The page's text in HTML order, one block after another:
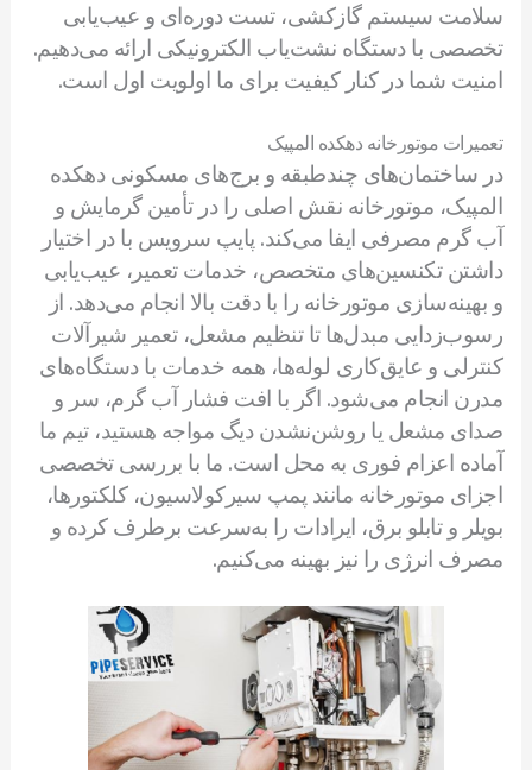
سلامت سیستم گازکشی، تست دوره‌ای و عیب‌یابی
تخصصی با دستگاه نشت‌یاب الکترونیکی ارائه می‌دهیم.
امنیت شما در کنار کیفیت برای ما اولویت اول است.
تعمیرات موتورخانه دهکده المپیک
در ساختمان‌های چندطبقه و برج‌های مسکونی دهکده
المپیک، موتورخانه نقش اصلی را در تأمین گرمایش و
آب گرم مصرفی ایفا می‌کند. پایپ سرویس با در اختیار
داشتن تکنسین‌های متخصص، خدمات تعمیر، عیب‌یابی
و بهینه‌سازی موتورخانه را با دقت بالا انجام می‌دهد. از
رسوب‌زدایی مبدل‌ها تا تنظیم مشعل، تعمیر شیرآلات
کنترلی و عایق‌کاری لوله‌ها، همه خدمات با دستگاه‌های
مدرن انجام می‌شود. اگر با افت فشار آب گرم، سر و
صدای مشعل یا روشن‌نشدن دیگ مواجه هستید، تیم ما
آماده اعزام فوری به محل است. ما با بررسی تخصصی
اجزای موتورخانه مانند پمپ سیرکولاسیون، کلکتورها،
بویلر و تابلو برق، ایرادات را به‌سرعت برطرف کرده و
مصرف انرژی را نیز بهینه می‌کنیم.